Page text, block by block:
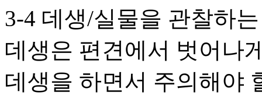
3-4 데생/실물을 관찰하
데생은 편견에서 벗어나
데생을 하면서 주의해야